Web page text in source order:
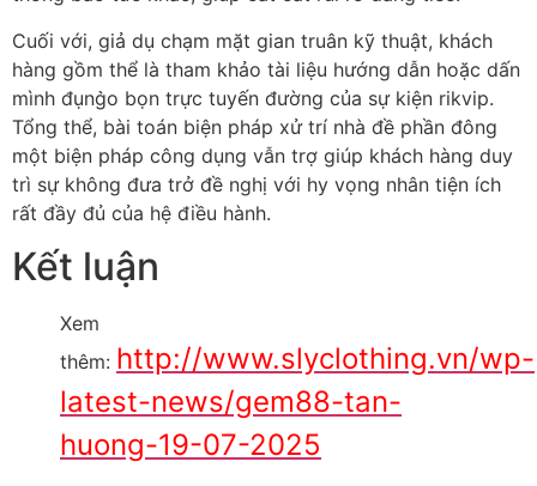
Cuối với, giả dụ chạm mặt gian truân kỹ thuật, khách
hàng gồm thể là tham khảo tài liệu hướng dẫn hoặc dấn
mình đụng̀o bọn trực tuyến đường của sự kiện rikvip.
Tổng thể, bài toán biện pháp xử trí nhà đề phần đông
một biện pháp công dụng vẫn trợ giúp khách hàng duy
trì sự không đưa trở đề nghị với hy vọng nhân tiện ích
rất đầy đủ của hệ điều hành.
Kết luận
Xem
thêm: http://www.slyclothing.vn/wp-
latest-news/gem88-tan-
huong-19-07-2025